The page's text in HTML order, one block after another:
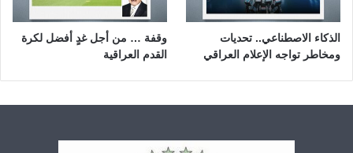
الذكاء الاصطناعي.. تحديات
ومخاطر تواجه الإعلام العراقي
وقفة … من أجل غدٍ أفضل لكرة
القدم العراقية